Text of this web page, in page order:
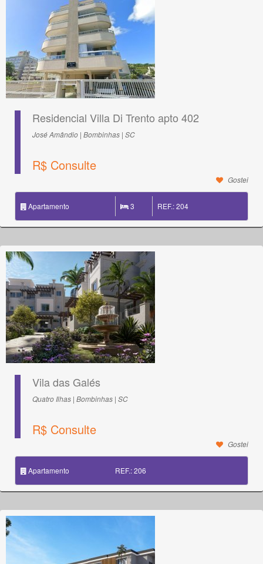
Residencial Villa Di Trento apto 402
José Amândio | Bombinhas | SC
R$ Consulte
Gostei
Apartamento 3 REF.: 204
Vila das Galés
Quatro Ilhas | Bombinhas | SC
R$ Consulte
Gostei
Apartamento REF.: 206